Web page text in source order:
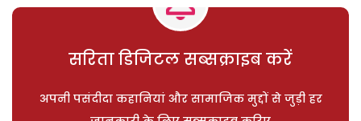
सरिता डिजिटल सब्सक्राइब करें
अपनी पसंदीदा कहानियां और सामाजिक मुद्दों से जुड़ी हर